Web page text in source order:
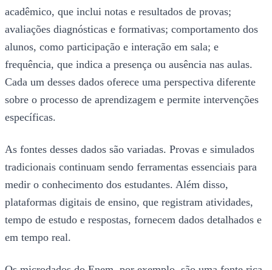
acadêmico, que inclui notas e resultados de provas;
avaliações diagnósticas e formativas; comportamento dos
alunos, como participação e interação em sala; e
frequência, que indica a presença ou ausência nas aulas.
Cada um desses dados oferece uma perspectiva diferente
sobre o processo de aprendizagem e permite intervenções
específicas.
As fontes desses dados são variadas. Provas e simulados
tradicionais continuam sendo ferramentas essenciais para
medir o conhecimento dos estudantes. Além disso,
plataformas digitais de ensino, que registram atividades,
tempo de estudo e respostas, fornecem dados detalhados e
em tempo real.